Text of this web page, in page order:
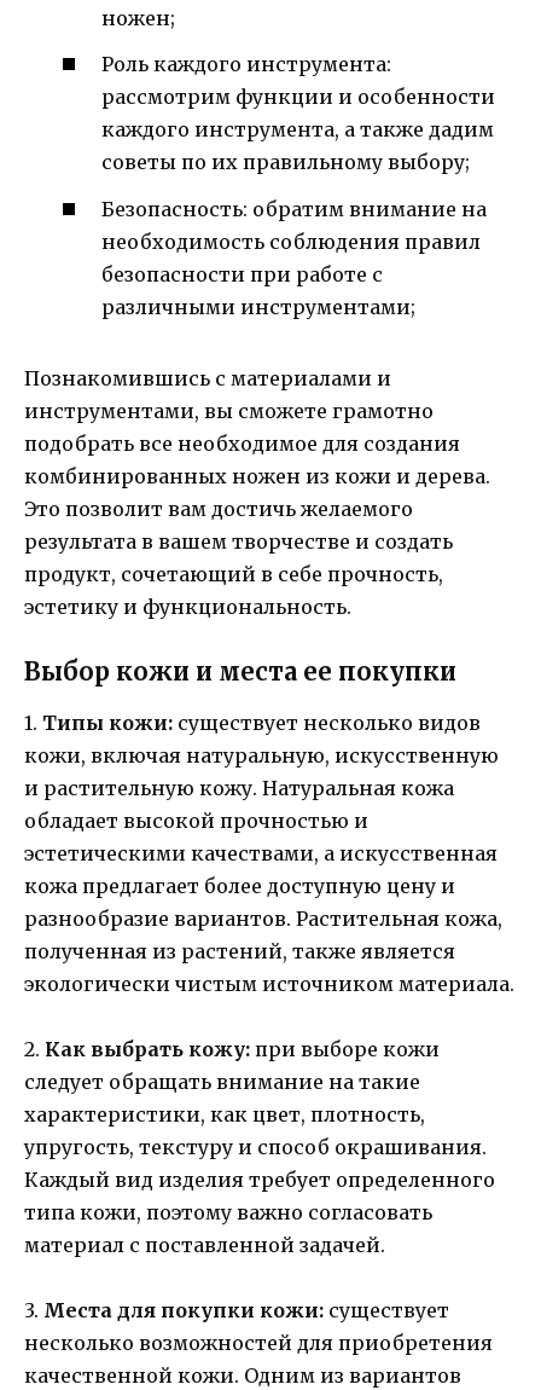
ножен;
Роль каждого инструмента:
рассмотрим функции и особенности
каждого инструмента, а также дадим
советы по их правильному выбору;
Безопасность: обратим внимание на
необходимость соблюдения правил
безопасности при работе с
различными инструментами;
Познакомившись с материалами и
инструментами, вы сможете грамотно
подобрать все необходимое для создания
комбинированных ножен из кожи и дерева.
Это позволит вам достичь желаемого
результата в вашем творчестве и создать
продукт, сочетающий в себе прочность,
эстетику и функциональность.
Выбор кожи и места ее покупки
1. Типы кожи: существует несколько видов
кожи, включая натуральную, искусственную
и растительную кожу. Натуральная кожа
обладает высокой прочностью и
эстетическими качествами, а искусственная
кожа предлагает более доступную цену и
разнообразие вариантов. Растительная кожа,
полученная из растений, также является
экологически чистым источником материала.
2. Как выбрать кожу: при выборе кожи
следует обращать внимание на такие
характеристики, как цвет, плотность,
упругость, текстуру и способ окрашивания.
Каждый вид изделия требует определенного
типа кожи, поэтому важно согласовать
материал с поставленной задачей.
3. Места для покупки кожи: существует
несколько возможностей для приобретения
качественной кожи. Одним из вариантов